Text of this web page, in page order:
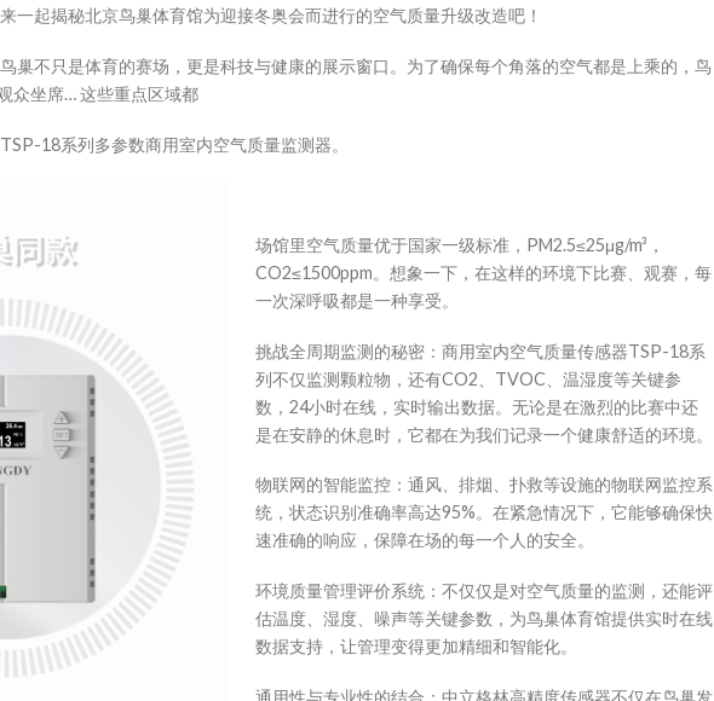
一起揭秘北京鸟巢体育馆为迎接冬奥会而进行的空气质量升级改造吧！
巢不只是体育的赛场，更是科技与健康的展示窗口。为了确保每个角落的空气都是上乘的，鸟
众坐席… 这些重点区域都
18系列多参数商用室内空气质量监测器。
场馆里空气质量优于国家一级标准，PM2.5≤25μg/m³，
CO2≤1500ppm。想象一下，在这样的环境下比赛、观赛，每
一次深呼吸都是一种享受。
挑战全周期监测的秘密：商用室内空气质量传感器TSP-18系
列不仅监测颗粒物，还有CO2、TVOC、温湿度等关键参
数，24小时在线，实时输出数据。无论是在激烈的比赛中还
是在安静的休息时，它都在为我们记录一个健康舒适的环境。
物联网的智能监控：通 风、排烟、扑救等设施的物联网监控系
统，状态识别准确率高达95%。在紧急情况下，它能够确保快
速准确的响应，保障在场的每一个人的安全。
环境质量管理评价系统：不仅仅是对空气质量的监测，还能评
估温度、湿度、噪声等关键参数，为鸟巢体育馆提供实时在线
数据支持，让管理变得更加精细和智能化。
通用性与专业性的结合：中立格林高精度传感器不仅在鸟巢发